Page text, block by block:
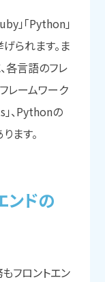
」「Python」
げられます。ま
各言語のフレ
レームワーク
、Pythonの
ます。
ンドの
フロントエン